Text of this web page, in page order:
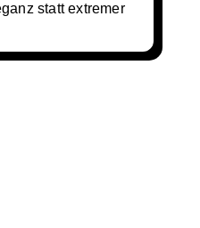
statt extremer